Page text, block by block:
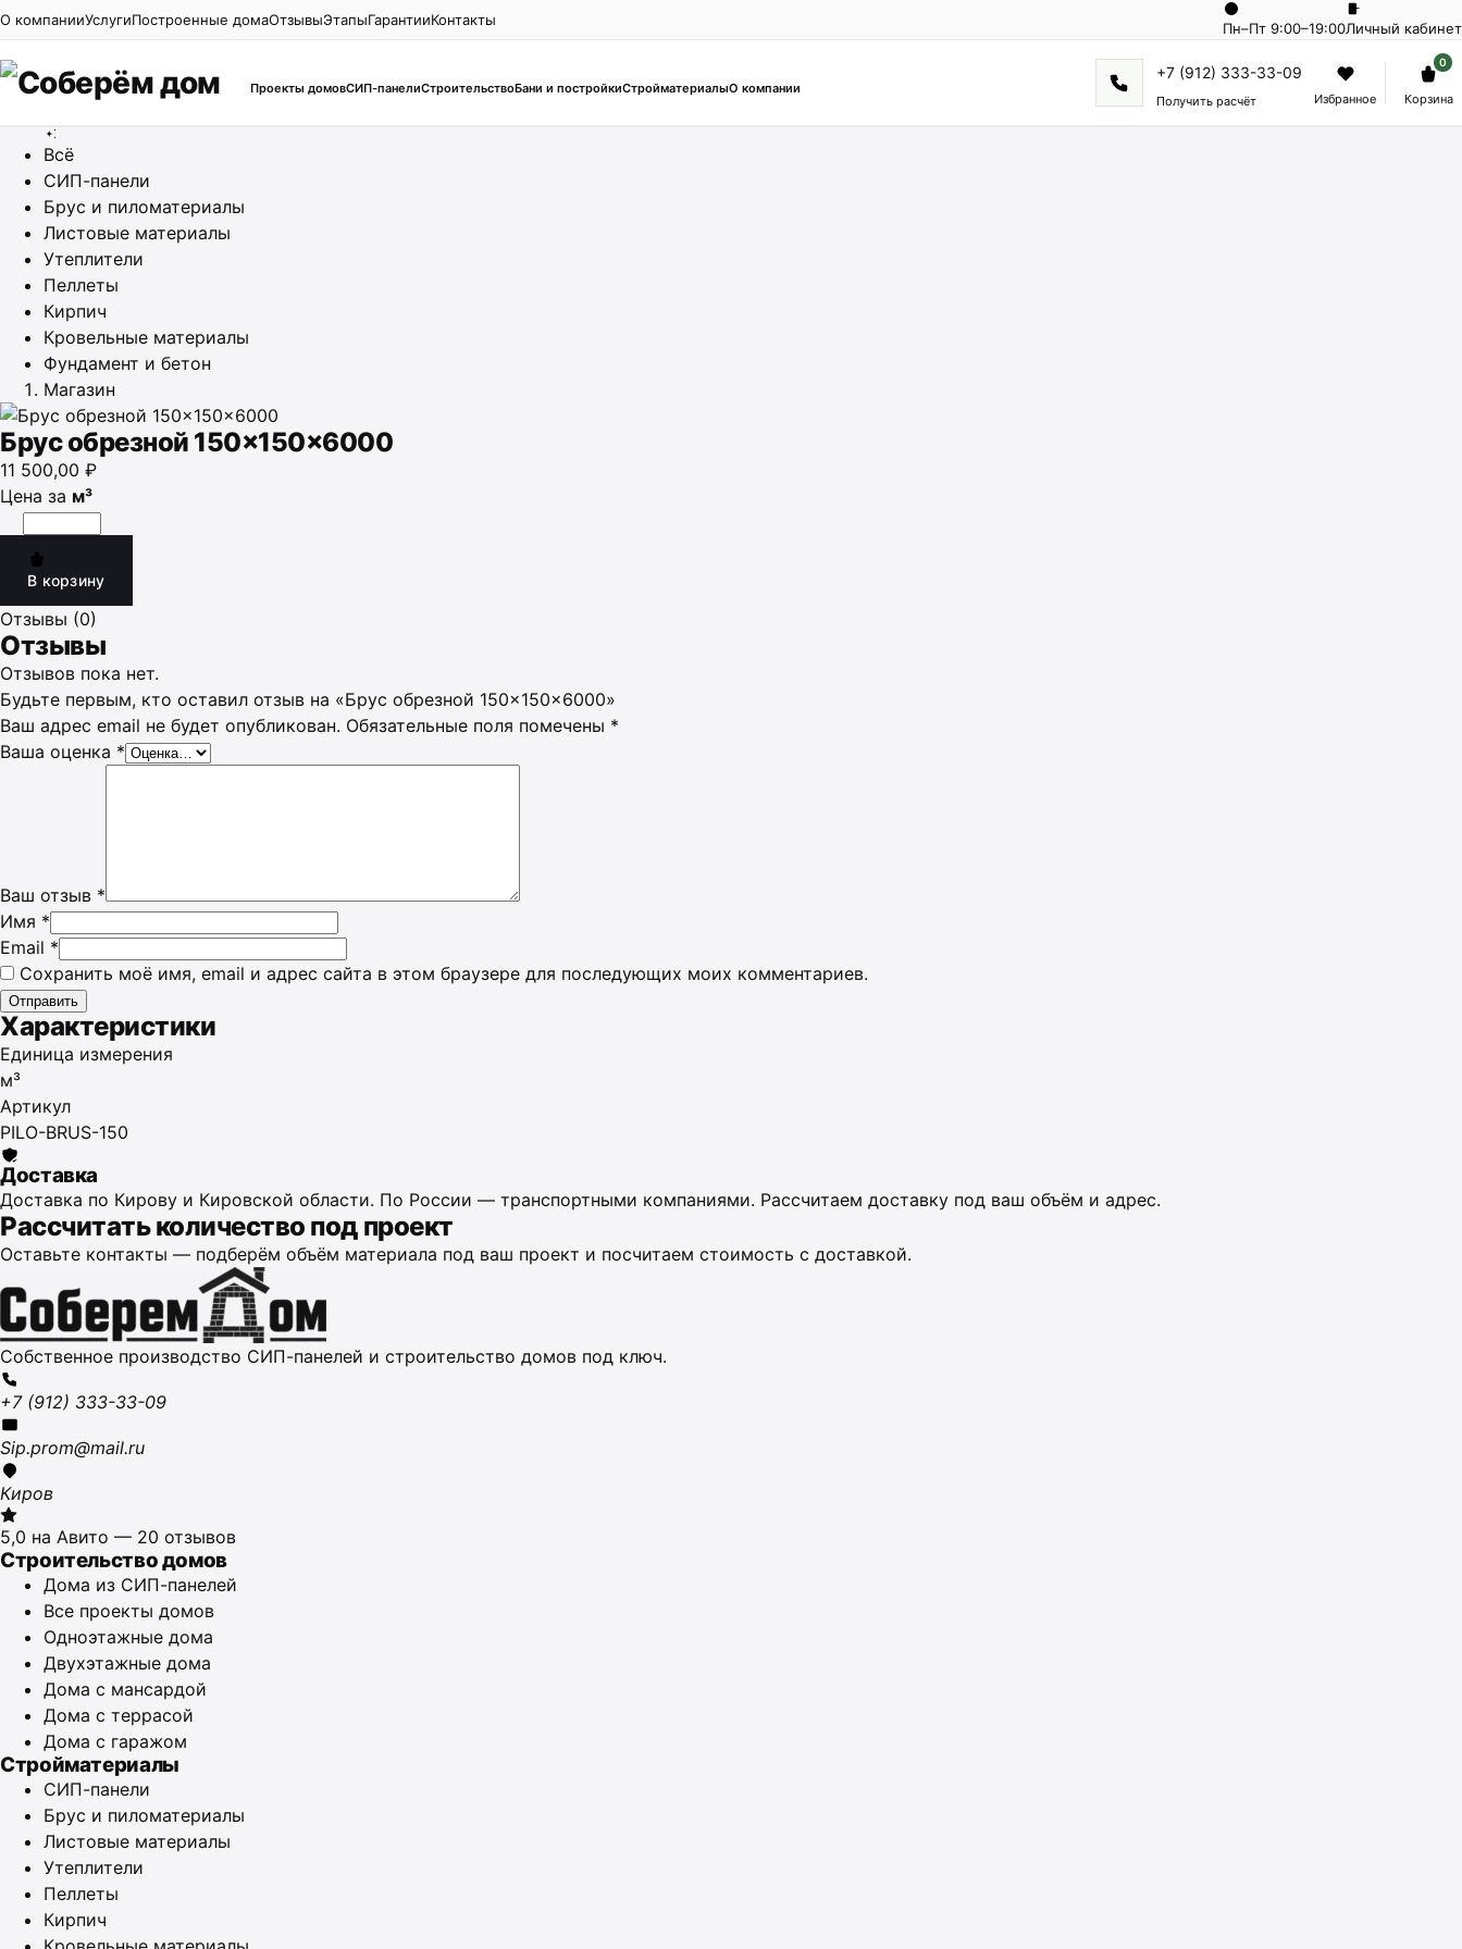
Перейти к содержимому
О компанииУслугиПостроенные домаОтзывыЭтапыГарантииКонтакты Пн–Пт 9:00–19:00Личный кабинет
Проекты домовСИП-панелиСтроительствоБани и постройкиСтройматериалыО компании
+7 (912) 333-33-09
Получить расчёт Избранное
0
Корзина
Всё
СИП-панели
Брус и пиломатериалы
Листовые материалы
Утеплители
Пеллеты
Кирпич
Кровельные материалы
Фундамент и бетон
Магазин
Брус обрезной 150×150×6000
11 500,00 ₽
Цена за м³
В корзину
Отзывы (0)
Отзывы
Отзывов пока нет.
Будьте первым, кто оставил отзыв на «Брус обрезной 150×150×6000»
Ваш адрес email не будет опубликован. Обязательные поля помечены *
Ваша оценка *
Ваш отзыв *
Имя *
Email *
Сохранить моё имя, email и адрес сайта в этом браузере для последующих моих комментариев.
Характеристики
Единица измерения
м³
Артикул
PILO-BRUS-150
Доставка
Доставка по Кирову и Кировской области. По России — транспортными компаниями. Рассчитаем доставку под ваш объём и адрес.
Рассчитать количество под проект
Оставьте контакты — подберём объём материала под ваш проект и посчитаем стоимость с доставкой.
Собственное производство СИП-панелей и строительство домов под ключ.
+7 (912) 333-33-09
Sip.prom@mail.ru
Киров
5,0 на Авито — 20 отзывов
Строительство домов
Дома из СИП-панелей
Все проекты домов
Одноэтажные дома
Двухэтажные дома
Дома с мансардой
Дома с террасой
Дома с гаражом
Стройматериалы
СИП-панели
Брус и пиломатериалы
Листовые материалы
Утеплители
Пеллеты
Кирпич